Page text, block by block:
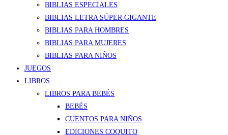
BIBLIAS ESPECIALES
BIBLIAS LETRA SÚPER GIGANTE
BIBLIAS PARA HOMBRES
BIBLIAS PARA MUJERES
BIBLIAS PARA NIÑOS
JUEGOS
LIBROS
LIBROS PARA BEBÉS
BEBÉS
CUENTOS PARA NIÑOS
EDICIONES COQUITO